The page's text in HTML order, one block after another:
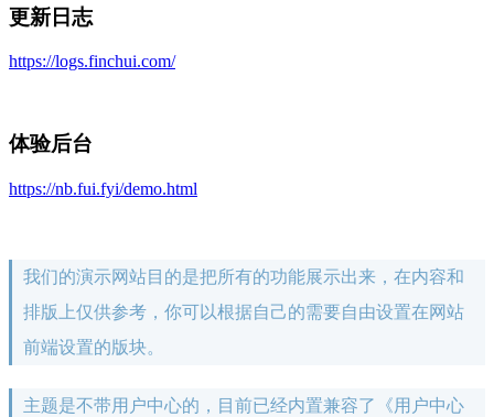
更新日志
https://logs.finchui.com/
体验后台
https://nb.fui.fyi/demo.html
我们的演示网站目的是把所有的功能展示出来，在内容和
排版上仅供参考，你可以根据自己的需要自由设置在网站
前端设置的版块。
主题是不带用户中心的，目前已经内置兼容了《用户中心